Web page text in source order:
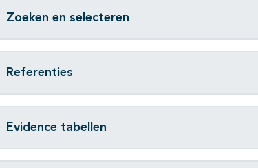
Zoeken en selecteren
Referenties
Evidence tabellen